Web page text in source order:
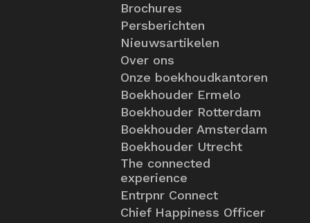
Brochures
Persberichten
Nieuwsartikelen
Over ons
Onze boekhoudkantoren
Boekhouder Ermelo
Boekhouder Rotterdam
Boekhouder Amsterdam
Boekhouder Utrecht
The connected
experience
Entrpnr Connect
Chief Happiness Officer